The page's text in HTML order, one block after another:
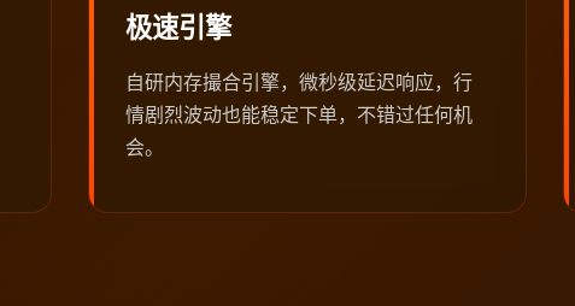
极速引擎
自研内存撮合引擎，微秒级延迟响应，行
情剧烈波动也能稳定下单，不错过任何机
会。